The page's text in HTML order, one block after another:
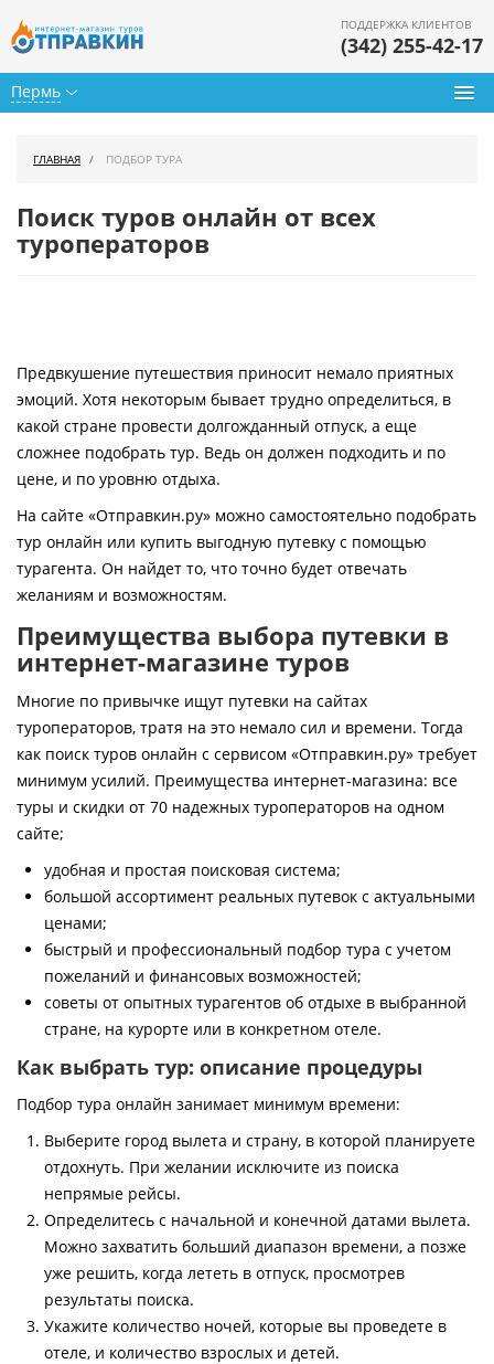
Пермь
ПОДДЕРЖКА КЛИЕНТОВ
(342) 255-42-17
Горящие туры
Страны
Как купить
Контакты
ГЛАВНАЯ ПОДБОР ТУРА
Поиск туров онлайн от всех
туроператоров
Предвкушение путешествия приносит немало приятных
эмоций. Хотя некоторым бывает трудно определиться, в
какой стране провести долгожданный отпуск, а еще
сложнее подобрать тур. Ведь он должен подходить и по
цене, и по уровню отдыха.
На сайте «Отправкин.ру» можно самостоятельно подобрать
тур онлайн или купить выгодную путевку с помощью
турагента. Он найдет то, что точно будет отвечать
желаниям и возможностям.
Преимущества выбора путевки в
интернет-магазине туров
Многие по привычке ищут путевки на сайтах
туроператоров, тратя на это немало сил и времени. Тогда
как поиск туров онлайн с сервисом «Отправкин.ру» требует
минимум усилий. Преимущества интернет-магазина: все
туры и скидки от 70 надежных туроператоров на одном
сайте;
удобная и простая поисковая система;
большой ассортимент реальных путевок с актуальными
ценами;
быстрый и профессиональный подбор тура с учетом
пожеланий и финансовых возможностей;
советы от опытных турагентов об отдыхе в выбранной
стране, на курорте или в конкретном отеле.
Как выбрать тур: описание процедуры
Подбор тура онлайн занимает минимум времени:
Выберите город вылета и страну, в которой планируете
отдохнуть. При желании исключите из поиска
непрямые рейсы.
Определитесь с начальной и конечной датами вылета.
Можно захватить больший диапазон времени, а позже
уже решить, когда лететь в отпуск, просмотрев
результаты поиска.
Укажите количество ночей, которые вы проведете в
отеле, и количество взрослых и детей.